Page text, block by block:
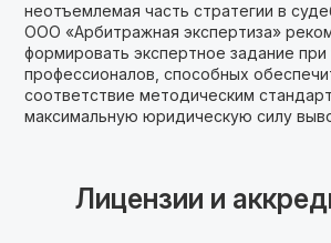
неотъемлемая часть стратегии в
ООО «Арбитражная экспертиза»
формировать экспертное задание при
профессионалов, способных
соответствие методическим
максимальную юридическую силу
Лицензии и